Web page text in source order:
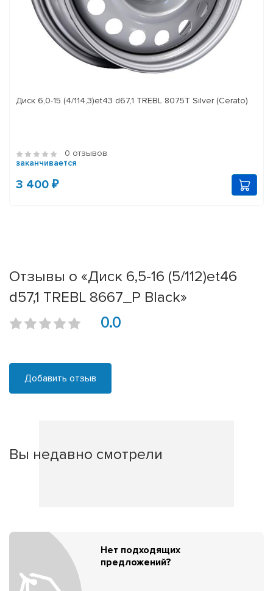
Диск 6,0-15 (4/114,3)et43 d67,1 TREBL 8075T Silver (Cerato)
0 отзывов
заканчивается
3 400 ₽
Отзывы о «Диск 6,5-16 (5/112)et46
d57,1 TREBL 8667_P Black»
0.0
Добавить отзыв
Вы недавно смотрели
Нет подходящих
предложений?